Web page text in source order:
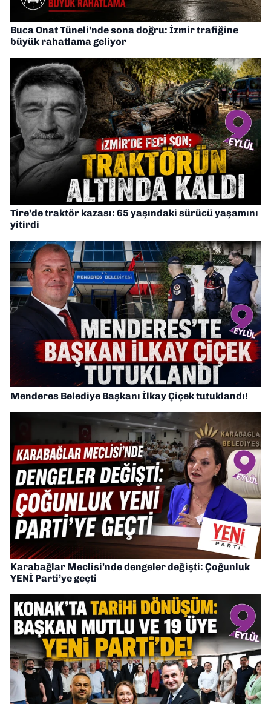
Buca Onat Tüneli’nde sona doğru: İzmir trafiğine
büyük rahatlama geliyor
Tire’de traktör kazası: 65 yaşındaki sürücü yaşamını
yitirdi
Menderes Belediye Başkanı İlkay Çiçek tutuklandı!
Karabağlar Meclisi’nde dengeler değişti: Çoğunluk
YENİ Parti’ye geçti